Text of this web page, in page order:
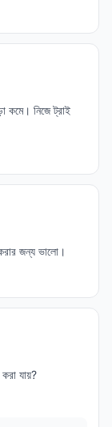
কমে। নিজে ট্রাই
জন্য ভালো।
যায়?